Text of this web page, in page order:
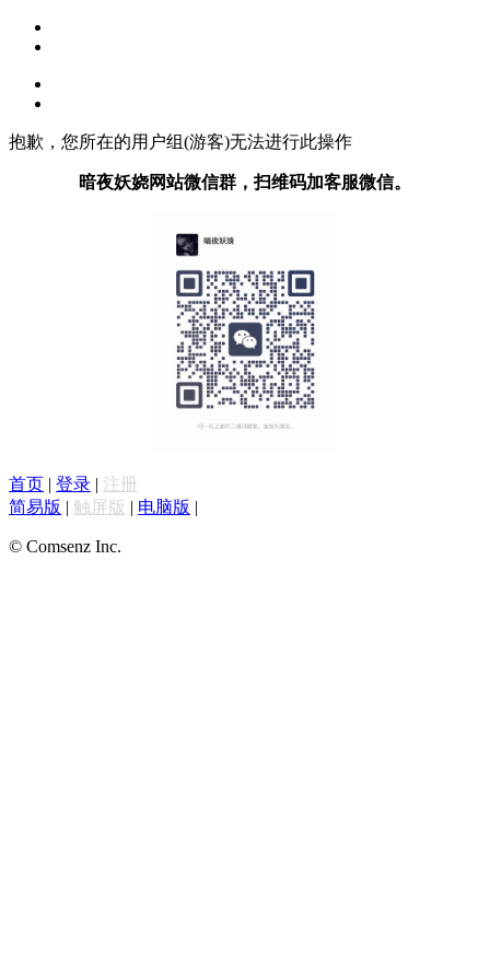
抱歉，您所在的用户组(游客)无法进行此操作
暗夜妖娆网站微信群，扫维码加客服微信。
首页 | 登录 | 注册
简易版 | 触屏版 | 电脑版 |
© Comsenz Inc.